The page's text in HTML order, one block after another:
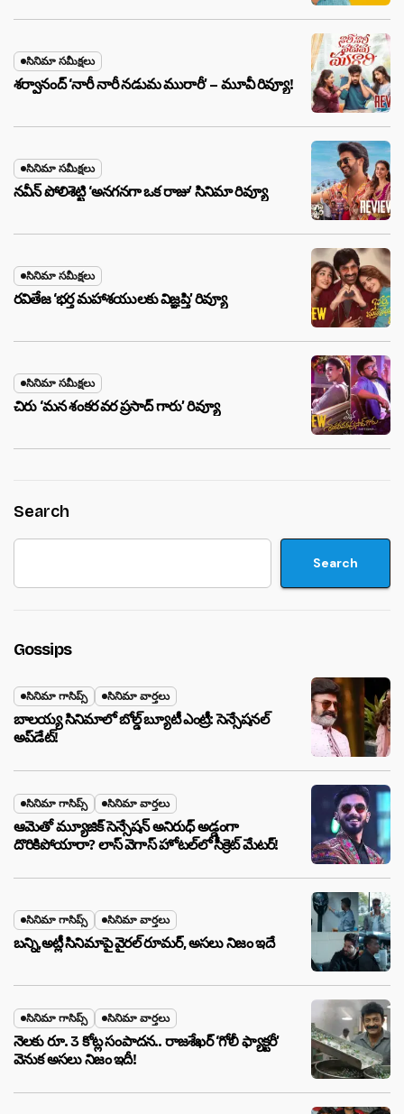
సినిమా సమీక్షలు
శర్వానంద్ ‘నారీ నారీ నడుమ మురారీ’ – మూవీ రివ్యూ!
సినిమా సమీక్షలు
నవీన్ పోలిశెట్టి ‘అనగనగా ఒక రాజు’ సినిమా రివ్యూ
సినిమా సమీక్షలు
రవితేజ ‘భర్త మహాశయులకు విజ్ఞప్తి’ రివ్యూ
సినిమా సమీక్షలు
చిరు ‘మ‌న శంక‌ర వ‌ర ప్ర‌సాద్ గారు’ రివ్యూ
Search
Search
Gossips
సినిమా గాసిప్స్ సినిమా వార్తలు
బాలయ్య సినిమాలో బోల్డ్ బ్యూటీ ఎంట్రీ: సెన్సేషనల్
అప్‌డేట్!
సినిమా గాసిప్స్ సినిమా వార్తలు
ఆమెతో మ్యూజిక్ సెన్సేషన్ అనిరుధ్ అడ్డంగా
దొరికిపోయారా? లాస్ వెగాస్ హోటల్‌లో సీక్రెట్ మేటర్!
సినిమా గాసిప్స్ సినిమా వార్తలు
బన్ని,అట్లీ సినిమాపై వైరల్ రూమర్, అసలు నిజం ఇదే
సినిమా గాసిప్స్ సినిమా వార్తలు
నెలకు రూ. 3 కోట్ల సంపాదన.. రాజశేఖర్ ‘గోలీ ఫ్యాక్టరీ’
వెనుక అసలు నిజం ఇదీ!